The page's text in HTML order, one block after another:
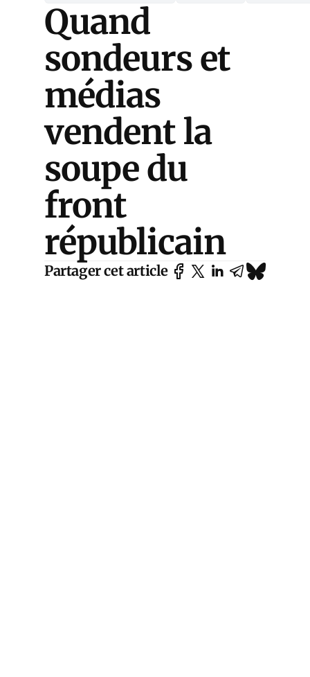
Quand
sondeurs et
médias
vendent la
soupe du
front
républicain
Partager cet article